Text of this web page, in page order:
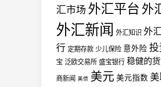
汇市场 外汇平台 外
外汇新闻 外汇知识 外
行 定期存款 少儿保险 意外险
宝 泛欧交易所 盛宝银行 稳健的
商新闻 美债 美元 美元指数